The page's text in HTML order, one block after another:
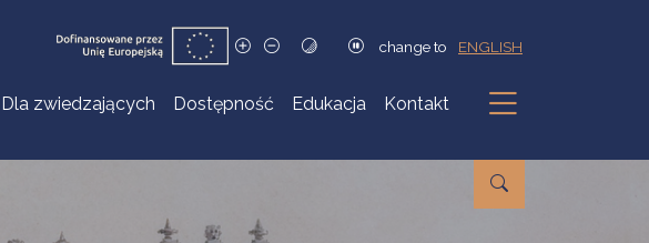
change to ENGLISH
Dla zwiedzających Dostępność Edukacja Kontakt
Podmenu